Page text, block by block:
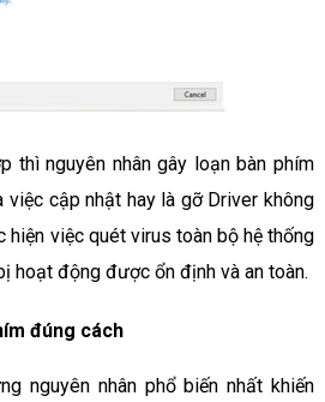
thì nguyên nhân gây loạn bàn phím
việc cập nhật hay là gỡ Driver không
hiện việc quét virus toàn bộ hệ thống
hoạt động được ổn định và an toàn.
đúng cách
nguyên nhân phổ biến nhất khiến